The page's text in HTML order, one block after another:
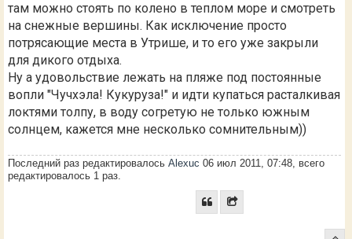
там можно стоять по колено в теплом море и смотреть
на снежные вершины. Как исключение просто
потрясающие места в Утрише, и то его уже закрыли
для дикого отдыха.
Ну а удовольствие лежать на пляже под постоянные
вопли "Чучхэла! Кукуруза!" и идти купаться расталкивая
локтями толпу, в воду согретую не только южным
солнцем, кажется мне несколько сомнительным))
Последний раз редактировалось Alexuc 06 июл 2011, 07:48, всего
редактировалось 1 раз.